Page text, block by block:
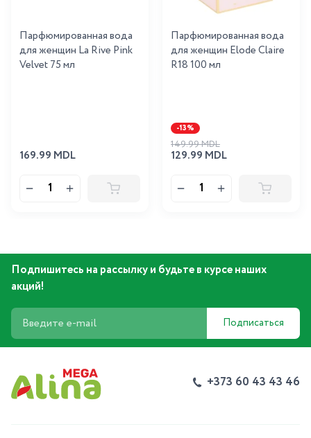
Парфюмированная вода
для женщин La Rive Pink
Velvet 75 мл
169.99 MDL
Парфюмированная вода
для женщин Elode Claire
R18 100 мл
-13%
129.99 MDL
149.99 MDL
Подпишитесь на рассылку и будьте в курсе наших
акций!
Подписаться
+373 60 43 43 46